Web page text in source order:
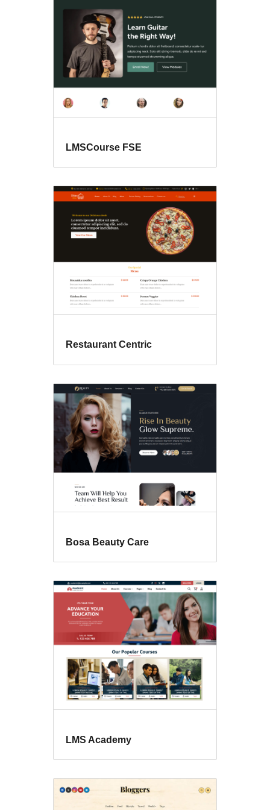
voor
talen
LMSCourse FSE
Restaurant Centric
Bosa Beauty Care
LMS Academy